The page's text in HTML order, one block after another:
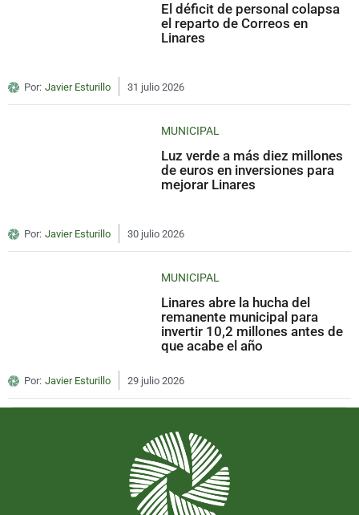
El déficit de personal colapsa
el reparto de Correos en
Linares
Por: Javier Esturillo 31 julio 2026
MUNICIPAL
Luz verde a más diez millones
de euros en inversiones para
mejorar Linares
Por: Javier Esturillo 30 julio 2026
MUNICIPAL
Linares abre la hucha del
remanente municipal para
invertir 10,2 millones antes de
que acabe el año
Por: Javier Esturillo 29 julio 2026